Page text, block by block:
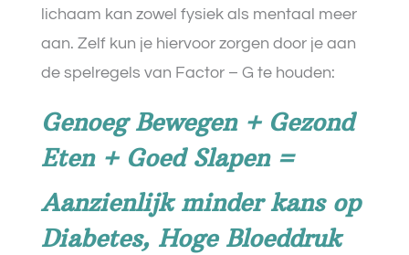
lichaam kan zowel fysiek als mentaal meer
aan. Zelf kun je hiervoor zorgen door je aan
de spelregels van Factor – G te houden:
Genoeg Bewegen + Gezond
Eten + Goed Slapen =
Aanzienlijk minder kans op
Diabetes, Hoge Bloeddruk